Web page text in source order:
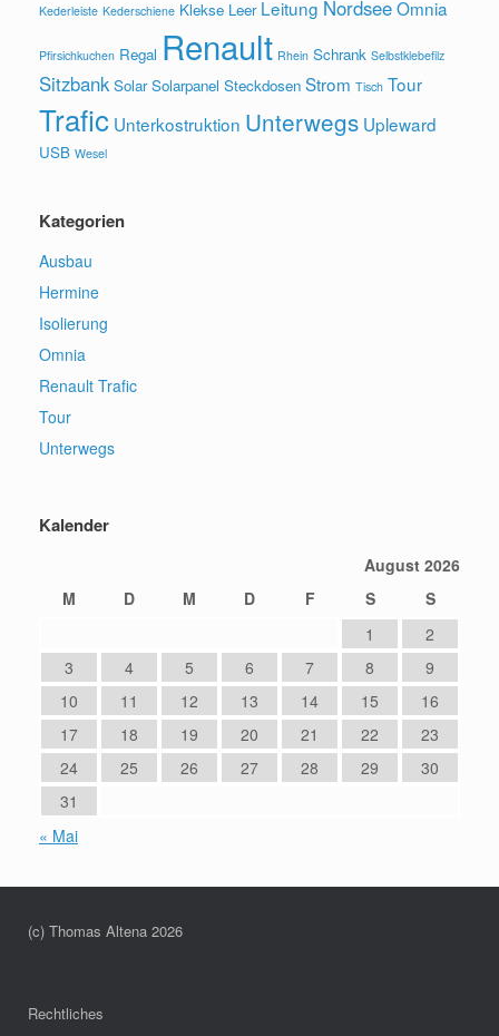
Kederleiste Kederschiene Klekse Leer Leitung NordseeOmnia
Pfirsichkuchen Regal Renault Rhein Schrank Selbstklebefilz
Sitzbank Solar Solarpanel Steckdosen Strom Tisch Tour
Trafic Unterkostruktion Unterwegs Upleward
USB Wesel
Kategorien
Ausbau
Hermine
Isolierung
Omnia
Renault Trafic
Tour
Unterwegs
Kalender
August 2026
M
D M D F S
S
1
2
3
4 5 6 7 8
9
10
11 12 13 14 15
16
17
18 19 20 21 22
23
24
25 26 27 28 29
30
31
« Mai
(c) Thomas Altena 2026
Rechtliches